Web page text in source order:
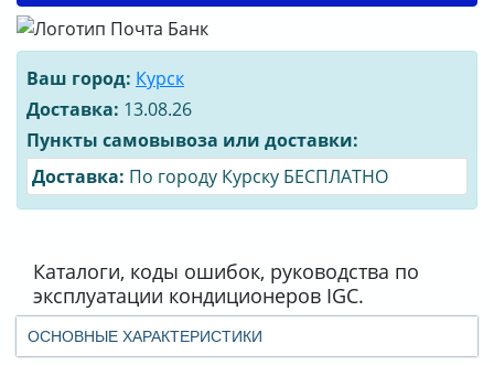
ОСНОВНЫЕ ХАРАКТЕРИСТИКИ
Ваш город: Курск
Доставка: 13.08.26
Пункты самовывоза или доставки:
Доставка: По городу Курску БЕСПЛАТНО
Каталоги, коды ошибок, руководства по
эксплуатации кондиционеров IGC.